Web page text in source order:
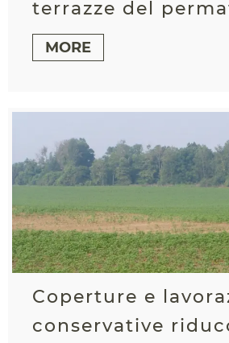
terrazze del
MORE
Coperture e
conservative